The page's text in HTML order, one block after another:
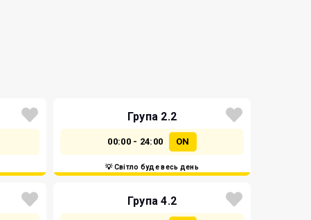
Група 2.2
00:00 - 24:00 ON
💡 Світло буде весь день
Група 4.2